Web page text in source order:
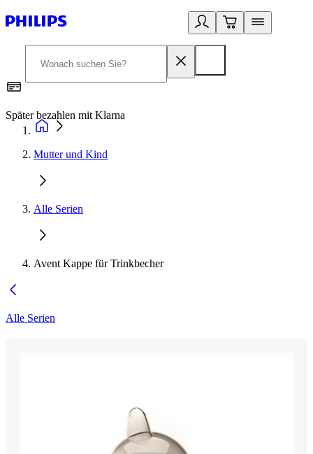
Später bezahlen mit Klarna
Mutter und Kind
Alle Serien
Avent Kappe für Trinkbecher
Alle Serien